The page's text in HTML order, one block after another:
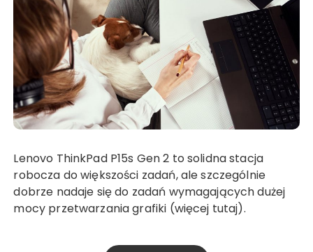
Lenovo ThinkPad P15s Gen 2 to solidna stacja
robocza do większości zadań, ale szczególnie
dobrze nadaje się do zadań wymagających dużej
mocy przetwarzania grafiki (więcej tutaj).